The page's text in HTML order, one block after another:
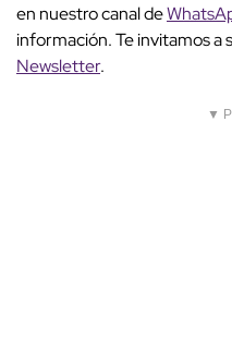
en nuestro canal de
información. Te invitamos a
Newsletter.
▼